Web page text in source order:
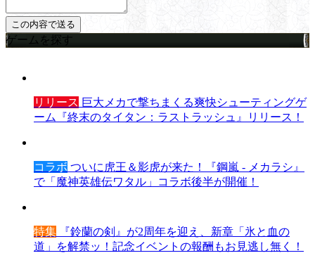
ゲームを探す
リリース 巨大メカで撃ちまくる爽快シューティングゲ
ーム『終末のタイタン：ラストラッシュ』リリース！
コラボ ついに虎王＆影虎が来た！『鋼嵐 - メカラシ』
で「魔神英雄伝ワタル」コラボ後半が開催！
特集 『鈴蘭の剣』が2周年を迎え、新章「氷と血の
道」を解禁ッ！記念イベントの報酬もお見逃し無く！